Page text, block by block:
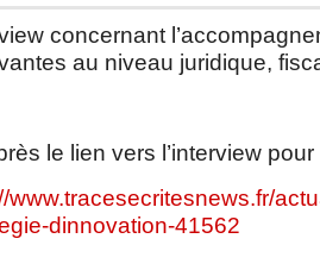
concernant
au niveau juridique,
le lien vers l’interview
www.tracesecritesnews.fr/
dinnovation-41562